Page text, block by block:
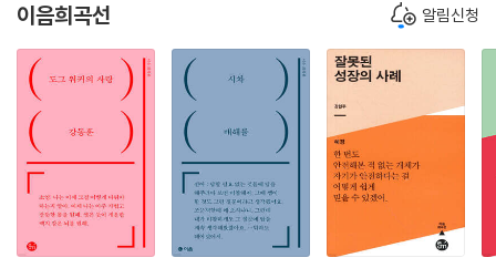
이음희곡선 알림신청